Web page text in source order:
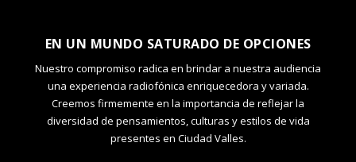
EN UN MUNDO SATURADO DE OPCIONES
Nuestro compromiso radica en brindar a nuestra audiencia
una experiencia radiofónica enriquecedora y variada.
Creemos firmemente en la importancia de reflejar la
diversidad de pensamientos, culturas y estilos de vida
presentes en Ciudad Valles.